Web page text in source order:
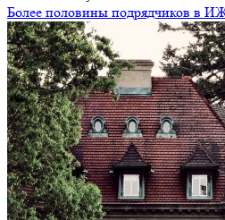
Более половины подрядчиков в